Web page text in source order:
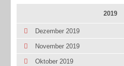
2019
Dezember 2019
November 2019
Oktober 2019